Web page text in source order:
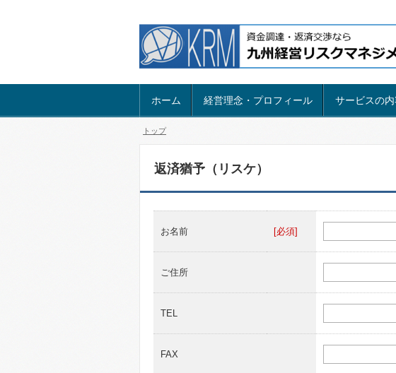
ホーム 経営理念・プロフィール サービスの内
トップ
返済猶予（リスケ）
お名前 [必須]
ご住所
TEL
FAX